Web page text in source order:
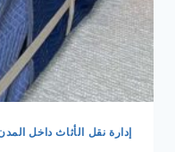
إدارة نقل الأثاث داخل